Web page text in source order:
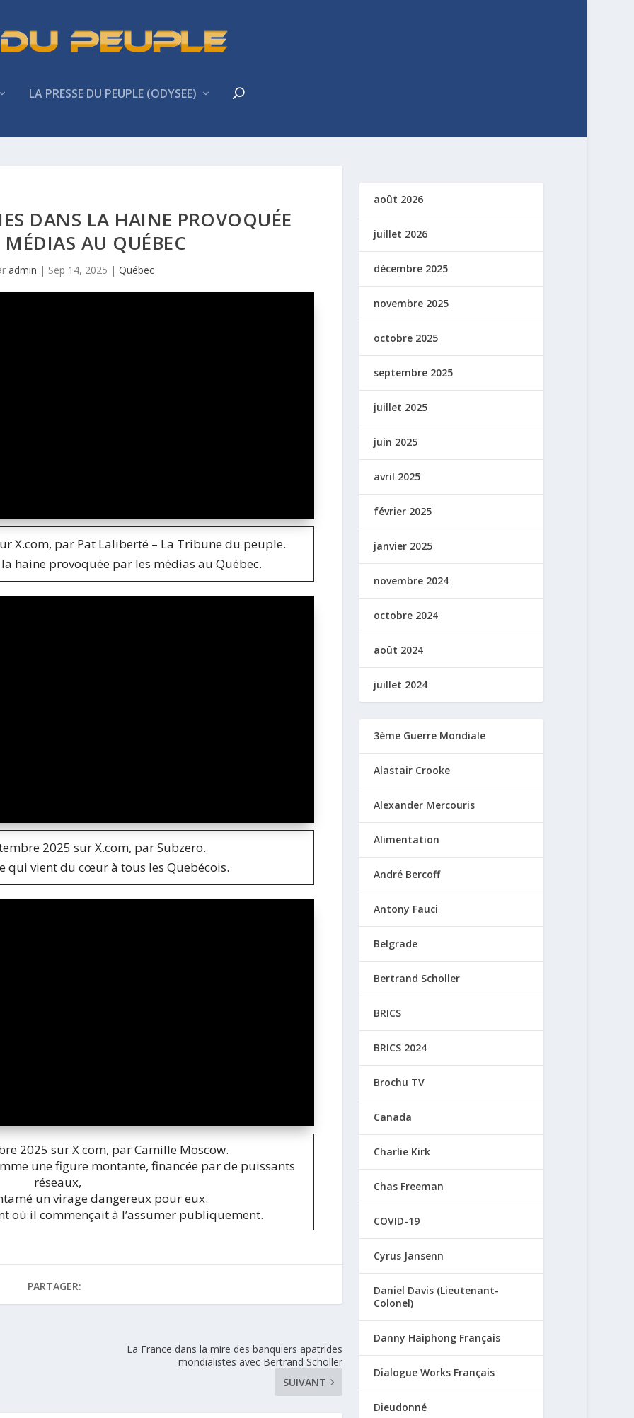
LA PRESSE DU PEUPLE (ODYSEE)
DANS LA HAINE PROVOQUÉE
MÉDIAS AU QUÉBEC
admin | Sep 14, 2025 |Québec
X.com, par Pat Laliberté – La Tribune du peuple.
haine provoquée par les médias au Québec.
2025 sur X.com, par Subzero.
qui vient du cœur à tous les Quebécois.
2025 sur X.com, par Camille Moscow.
une figure montante, financée par de puissants
réseaux,
un virage dangereux pour eux.
où il commençait à l’assumer publiquement.
PARTAGER:
La France dans la mire des banquiers apatrides
mondialistes avec Bertrand Scholler
SUIVANT
août 2026
juillet 2026
décembre 2025
novembre 2025
octobre 2025
septembre 2025
juillet 2025
juin 2025
avril 2025
février 2025
janvier 2025
novembre 2024
octobre 2024
août 2024
juillet 2024
3ème Guerre Mondiale
Alastair Crooke
Alexander Mercouris
Alimentation
André Bercoff
Antony Fauci
Belgrade
Bertrand Scholler
BRICS
BRICS 2024
Brochu TV
Canada
Charlie Kirk
Chas Freeman
COVID-19
Cyrus Jansenn
Daniel Davis (Lieutenant-
Colonel)
Danny Haiphong Français
Dialogue Works Français
Dieudonné